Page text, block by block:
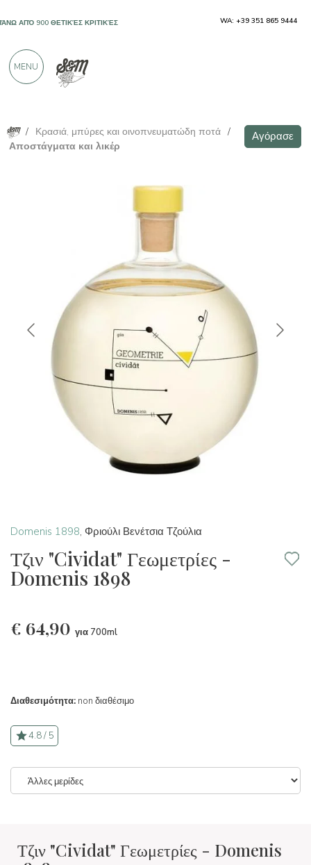
/ Κρασιά, μπύρες και οινοπνευματώδη ποτά /
Αποστάγματα και λικέρ
Αγόρασε
Domenis 1898, Φριούλι Βενέτσια Τζούλια
Τζιν "Cividat" Γεωμετρίες -
Domenis 1898
€ 64,90 για 700ml
Διαθεσιμότητα: non διαθέσιμο
4.8 / 5
Τζιν "Cividat" Γεωμετρίες - Domenis
ΑΠΌ 900 ΘΕΤΙΚΈΣ ΚΡΙΤΙΚΈΣ WA: +39 351 865 9444
MENU